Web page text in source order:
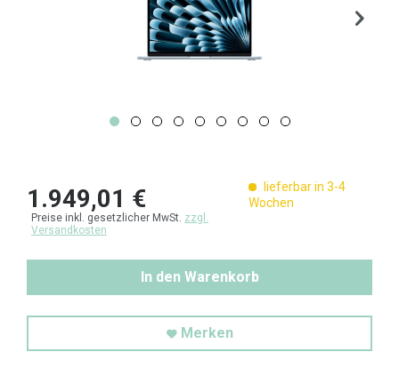
1.949,01 €
Preise inkl. gesetzlicher MwSt. zzgl.
Versandkosten
lieferbar in 3-4
Wochen
In den Warenkorb
Merken